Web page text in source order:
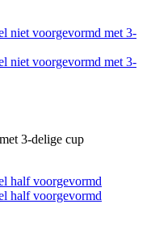
3-delige cup